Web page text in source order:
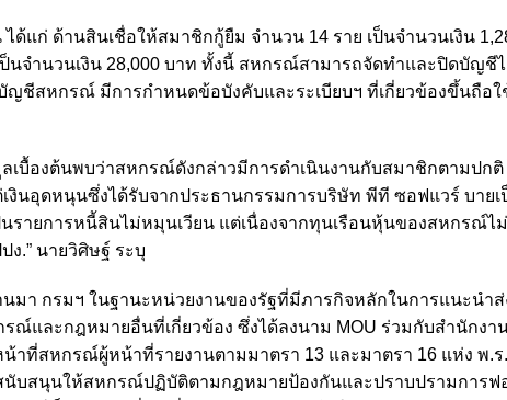
ด้แก่ ด้านสินเชื่อให้สมาชิกกู้ยืม จำนวน 14 ราย เป็นจำนวนเงิน
ป็นจำนวนเงิน 28,000 บาท ทั้งนี้ สหกรณ์สามารถจัดทำและปิดบัญ
ชีสหกรณ์ มีการกำหนดข้อบังคับและระเบียบฯ ที่เกี่ยวข้องขึ้นถือ
เบื้องต้นพบว่าสหกรณ์ดังกล่าวมีการดำเนินงานกับสมาชิกตามปก
เงินอุดหนุนซึ่งได้รับจากประธานกรรมการบริษัท พีที ซอฟแวร์ บาย
ายการหนี้สินไม่หมุนเวียน แต่เนื่องจากทุนเรือนหุ้นของสหกรณ์ไ
ง.” นายวิศิษฐ์ ระบุ
นมา กรมฯ ในฐานะหน่วยงานของรัฐที่มีภารกิจหลักในการแนะนำ
และกฎหมายอื่นที่เกี่ยวข้อง ซึ่งได้ลงนาม MOU ร่วมกับสำนักงาน
าที่สหกรณ์ผู้หน้าที่รายงานตามมาตรา 13 และมาตรา 16 แห่ง พ.
นับสนุนให้สหกรณ์ปฏิบัติตามกฎหมายป้องกันและปราบปรามการฟ